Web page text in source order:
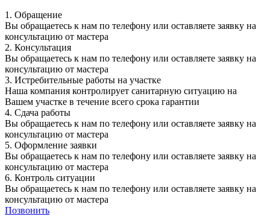
1. Обращение
Вы обращаетесь к нам по телефону или оставляете заявку на
консультацию от мастера
2. Консультация
Вы обращаетесь к нам по телефону или оставляете заявку на
консультацию от мастера
3. Истребительные работы на участке
Наша компания контролирует санитарную ситуацию на
Вашем участке в течение всего срока гарантии
4. Сдача работы
Вы обращаетесь к нам по телефону или оставляете заявку на
консультацию от мастера
5. Оформление заявки
Вы обращаетесь к нам по телефону или оставляете заявку на
консультацию от мастера
6. Контроль ситуации
Вы обращаетесь к нам по телефону или оставляете заявку на
консультацию от мастера
Позвонить